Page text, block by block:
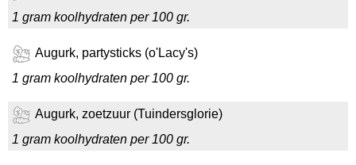
1 gram koolhydraten per 100 gr.
Augurk, partysticks (o'Lacy's)
1 gram koolhydraten per 100 gr.
Augurk, zoetzuur (Tuindersglorie)
1 gram koolhydraten per 100 gr.